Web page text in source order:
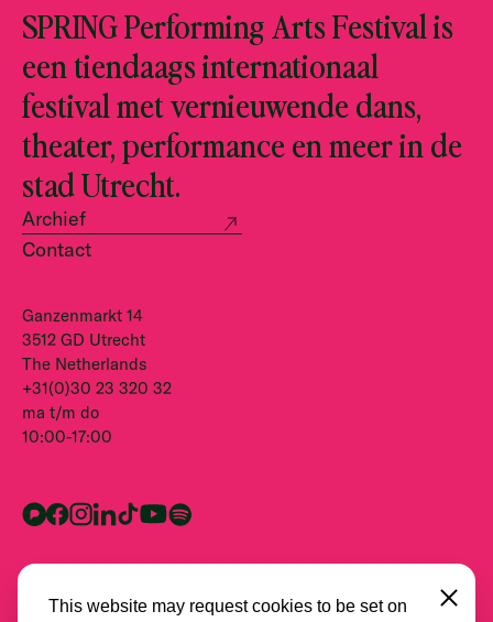
SPRING Performing Arts Festival is
een tiendaags internationaal
festival met vernieuwende dans,
theater, performance en meer in de
stad Utrecht.
Archief
Contact
Ganzenmarkt 14
3512 GD Utrecht
The Netherlands
+31(0)30 23 320 32
ma t/m do
10:00-17:00
This website may request cookies to be set on